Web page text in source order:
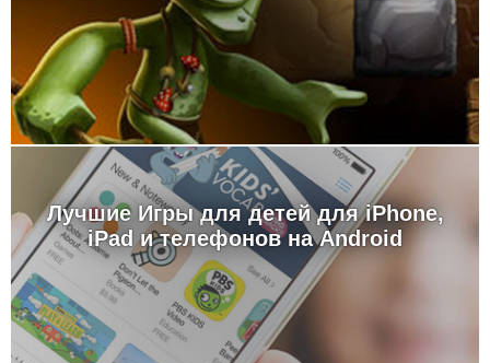
Лучшие Игры для детей для iPhone,
iPad и телефонов на Android